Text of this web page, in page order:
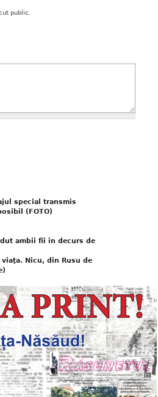
public.
special transmis
(FOTO)
ambii fii în decurs de
Nicu, din Rusu de